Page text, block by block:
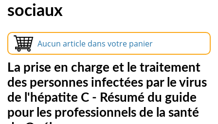
sociaux
Aucun article dans votre panier
La prise en charge et le traitement
des personnes infectées par le virus
de l'hépatite C - Résumé du guide
pour les professionnels de la santé